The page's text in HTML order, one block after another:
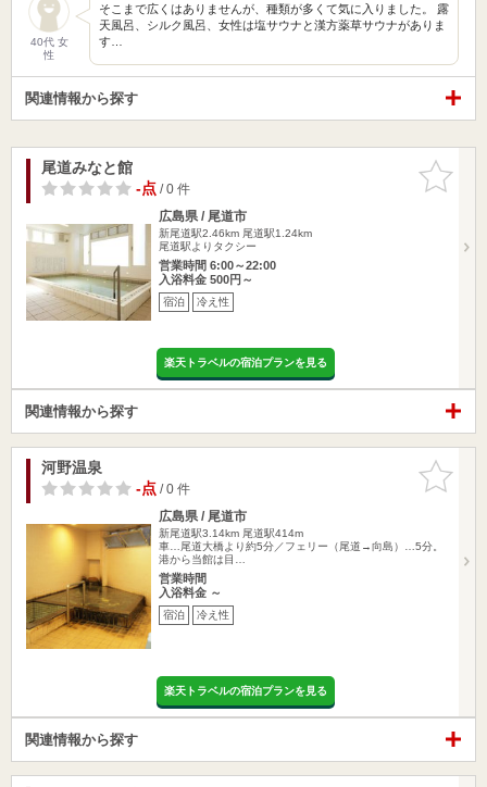
40代 女
性
そこまで広くはありませんが、種類が多くて気に入りました。 露
天風呂、シルク風呂、女性は塩サウナと漢方薬草サウナがありま
す…
関連情報から探す
お気に入
りに追加
尾道みなと館
-点/ 0 件
広島県 / 尾道市
新尾道駅2.46km 尾道駅1.24km
尾道駅よりタクシー
営業時間 6:00～22:00
入浴料金 500円～
宿泊 冷え性
楽天トラベルの宿泊プランを見る
関連情報から探す
お気に入
りに追加
河野温泉
-点/ 0 件
広島県 / 尾道市
新尾道駅3.14km 尾道駅414m
車…尾道大橋より約5分／フェリー（尾道→向島）…5分。
港から当館は目…
営業時間
入浴料金 ～
宿泊 冷え性
楽天トラベルの宿泊プランを見る
関連情報から探す